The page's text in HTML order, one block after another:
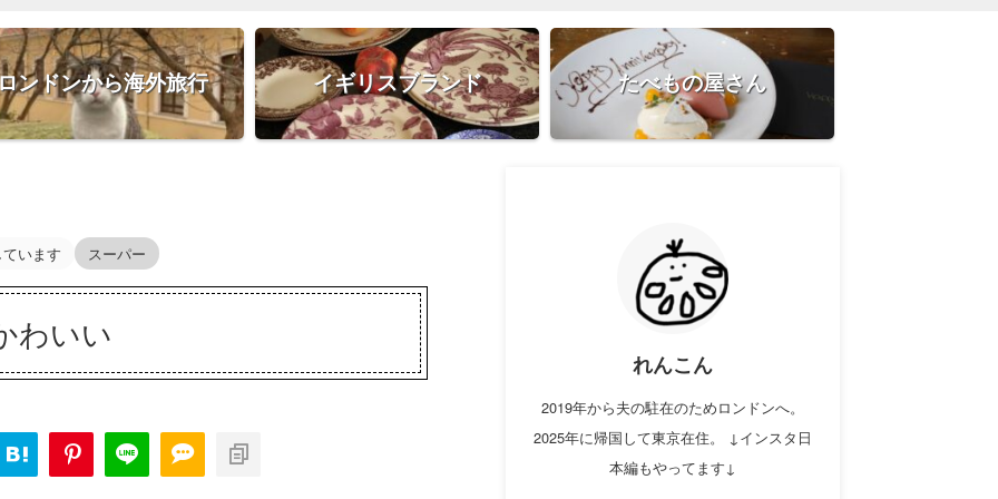
ンドンから海外旅行 イギリスブランド たべもの屋さん
います スーパー
わいい
れんこん
2019年から夫の駐在のためロンドンへ。
2025年に帰国して東京在住。 ↓インスタ日
本編もやってます↓